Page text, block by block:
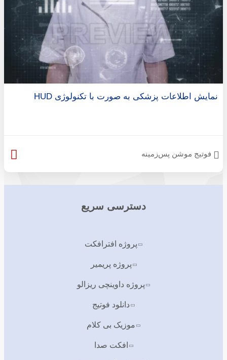
نمایش اطلاعات پزشکی به صورت با تکنولوژی HUD
فوتیج موشن پس‌زمینه
دسترسی سریع
پروژه افترافکت
پروژه پریمیر
پروژه داوینچی ریزالو
دانلود فوتیج
موزیک بی کلام
افکت صدا